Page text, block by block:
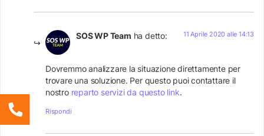
SOS WP Team ha detto: 11 Aprile 2020 alle 14:13
Dovremmo analizzare la situazione direttamente per
trovare una soluzione. Per questo puoi contattare il
nostro reparto servizi da questo link.
Rispondi